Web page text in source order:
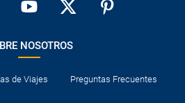
NOSOTROS
de Viajes Preguntas Frecuentes